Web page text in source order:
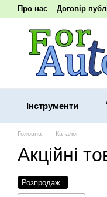
Перейти до основного
Про нас Договір
Наші реквізити
Інструменти
Головна Каталог
Акційні
Розпродаж